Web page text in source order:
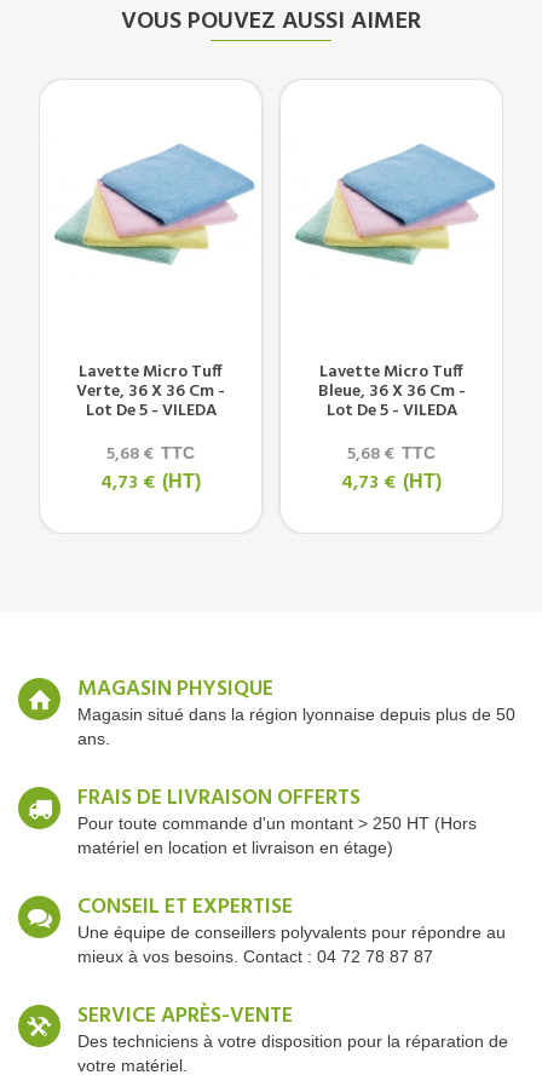
VOUS POUVEZ AUSSI AIMER
Lavette Micro Tuff
Verte, 36 X 36 Cm -
Lot De 5 - VILEDA
5,68 € TTC
4,73 € (HT)
Lavette Micro Tuff
Bleue, 36 X 36 Cm -
Lot De 5 - VILEDA
5,68 € TTC
4,73 € (HT)
MAGASIN PHYSIQUE
Magasin situé dans la région lyonnaise depuis plus de 50
ans.
FRAIS DE LIVRAISON OFFERTS
Pour toute commande d'un montant > 250 HT (Hors
matériel en location et livraison en étage)
CONSEIL ET EXPERTISE
Une équipe de conseillers polyvalents pour répondre au
mieux à vos besoins. Contact : 04 72 78 87 87
SERVICE APRÈS-VENTE
Des techniciens à votre disposition pour la réparation de
votre matériel.